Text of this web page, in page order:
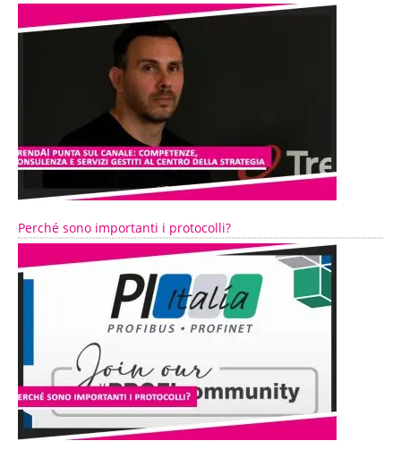
Perché sono importanti i protocolli?